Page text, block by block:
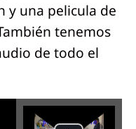
y una pelicula de
tenemos
de todo el